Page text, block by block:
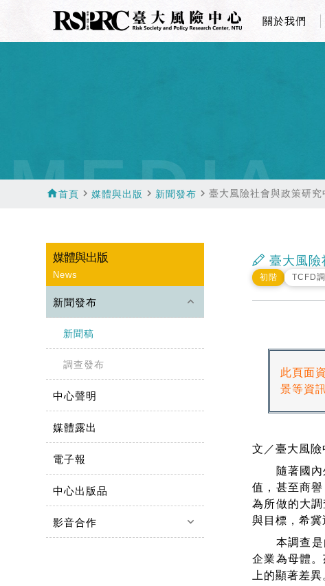
關於我們
MEDIA
home首頁 navigate_next媒體與出版 navigate_next 新聞發布 navigate_next臺大風險社會與政策研
媒體與出版
News
新聞發布 keyboard_arrow_up
新聞稿
調查發布
中心聲明
媒體露出
電子報
中心出版品
影音合作 keyboard_arrow_down
臺大風險
初階 TCFD
此頁面
景等資
文／臺大風
隨著國內外
值，甚至商
為所做的大
與目標，希
本調查是由
企業為母體
上的顯著差異